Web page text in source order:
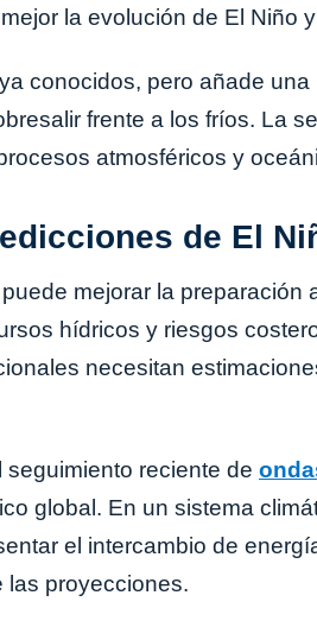
la evolución de El Niño
conocidos, pero añade
frente a los fríos. La
atmosféricos y
de El
mejorar la preparación
hídricos y riesgos
necesitan
reciente de
global. En un sistema
el intercambio de
las proyecciones.